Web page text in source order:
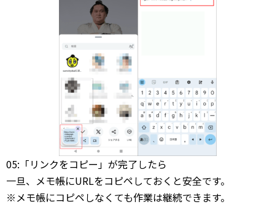
05:「リンクをコピー」が完了したら
一旦、メモ帳にURLをコピペしておくと安全です。
※メモ帳にコピペしなくても作業は継続できます。